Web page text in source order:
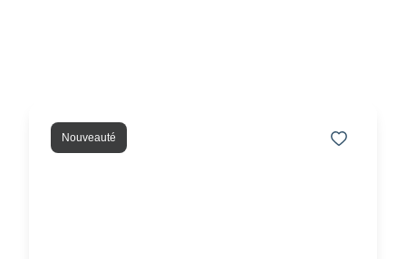
Nouveauté